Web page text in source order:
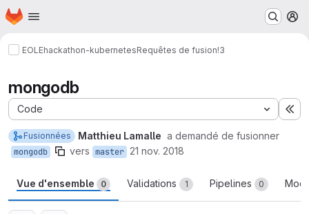
Passer au contenu principal
Page d'accueil
EOLEhackathon-kubernetesRequêtes de fusion!3
mongodb
Code
Fusionnées Matthieu Lamalle a demandé de fusionner
mongodb vers master 21 nov. 2018
Vue d'ensemble 0 Validations 1 Pipelines 0